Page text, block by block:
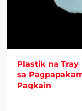
Plastik na Tray
sa
Pagkain